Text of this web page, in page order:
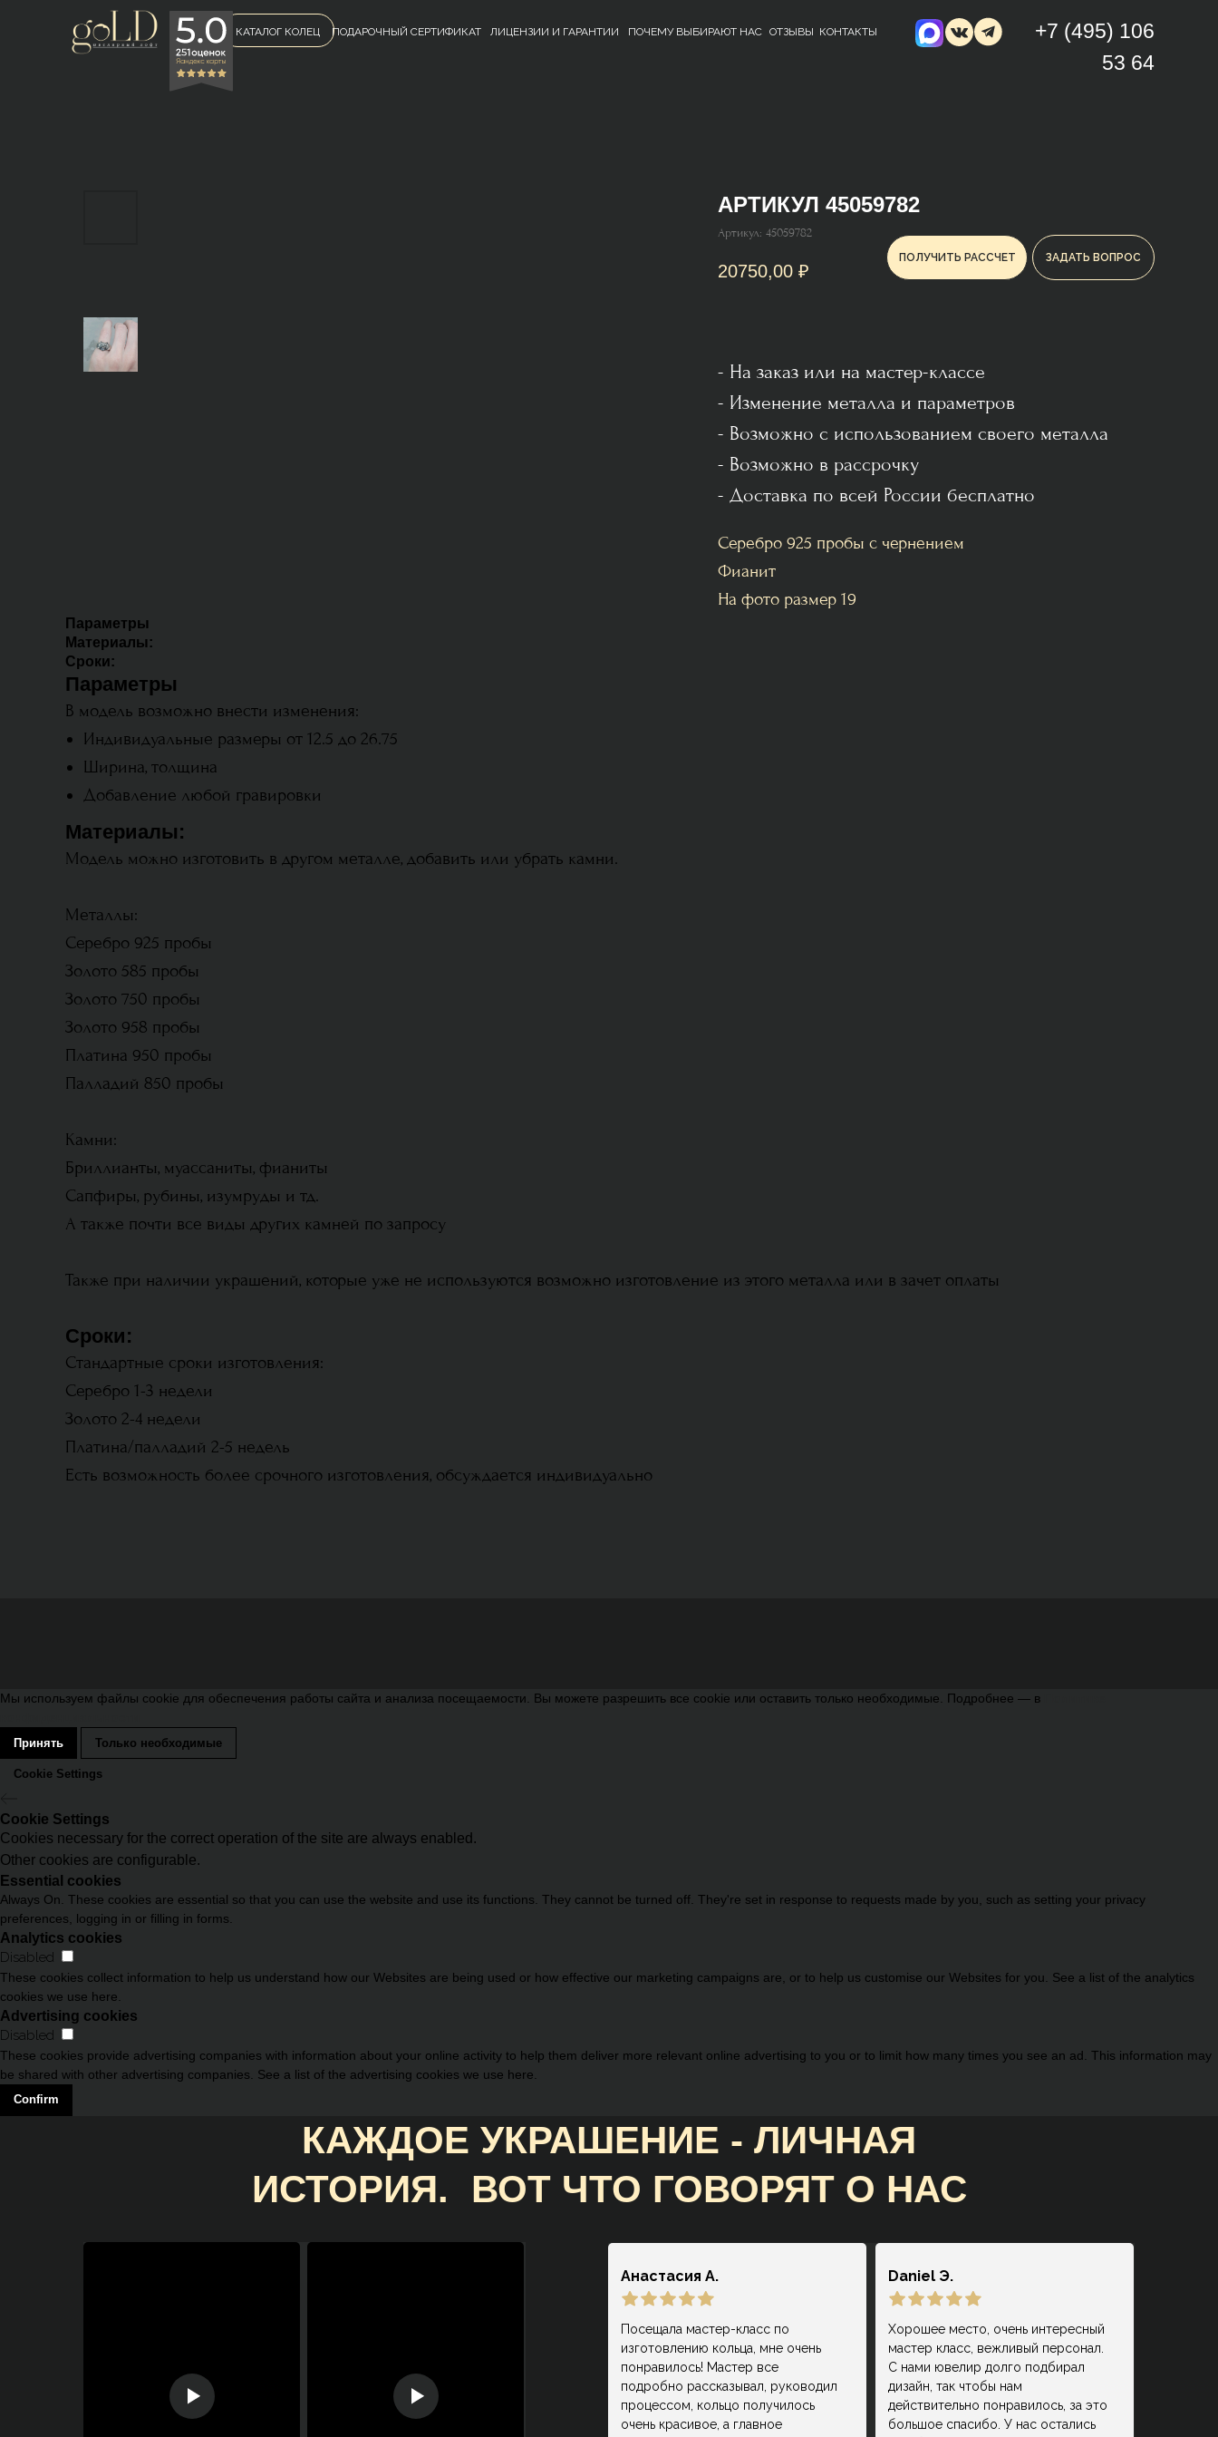
КАТАЛОГ КОЛЕЦ ПОДАРОЧНЫЙ СЕРТИФИКАТ ЛИЦЕНЗИИ И ГАРАНТИИ ПОЧЕМУ ВЫБИРАЮТ НАС ОТЗЫВЫ КОНТАКТЫ
+7 (495) 106
53 64
ПОЛУЧИТЬ РАССЧЕТ ЗАДАТЬ ВОПРОС
АРТИКУЛ 45059782
Артикул: 45059782
20750,00 ₽
- На заказ или на мастер-классе
- Изменение металла и параметров
- Возможно с использованием своего металла
- Возможно в рассрочку
- Доставка по всей России бесплатно
Серебро 925 пробы с чернением
Фианит
На фото размер 19
Параметры
Материалы:
Сроки:
Параметры
В модель возможно внести изменения:
Индивидуальные размеры от 12.5 до 26.75
Ширина, толщина
Добавление любой гравировки
Материалы:
Модель можно изготовить в другом металле, добавить или убрать камни.
Металлы:
Серебро 925 пробы
Золото 585 пробы
Золото 750 пробы
Золото 958 пробы
Платина 950 пробы
Палладий 850 пробы
Камни:
Бриллианты, муассаниты, фианиты
Сапфиры, рубины, изумруды и тд.
А также почти все виды других камней по запросу
Также при наличии украшений, которые уже не используются возможно изготовление из этого металла или в зачет оплаты
Сроки:
Стандартные сроки изготовления:
Серебро 1-3 недели
Золото 2-4 недели
Платина/палладий 2-5 недель
Есть возможность более срочного изготовления, обсуждается индивидуально
Мы используем файлы cookie для обеспечения работы сайта и анализа посещаемости. Вы можете разрешить все cookie или оставить только необходимые. Подробнее — в
Принять Только необходимые
Cookie Settings
Cookie Settings
Cookies necessary for the correct operation of the site are always enabled.
Other cookies are configurable.
Essential cookies
Always On. These cookies are essential so that you can use the website and use its functions. They cannot be turned off. They're set in response to requests made by you, such as setting your privacy
preferences, logging in or filling in forms.
Analytics cookies
Disabled
These cookies collect information to help us understand how our Websites are being used or how effective our marketing campaigns are, or to help us customise our Websites for you. See a list of the analytics
cookies we use here.
Advertising cookies
Disabled
These cookies provide advertising companies with information about your online activity to help them deliver more relevant online advertising to you or to limit how many times you see an ad. This information may
be shared with other advertising companies. See a list of the advertising cookies we use here.
Confirm
КАЖДОЕ УКРАШЕНИЕ - ЛИЧНАЯ
ИСТОРИЯ. ВОТ ЧТО ГОВОРЯТ О НАС
НАШИ КЛИЕНТЫ:
Посещала мастер-класс по
изготовлению кольца, мне очень
понравилось! Мастер все
подробно рассказывал, руководил
процессом, кольцо получилось
очень красивое, а главное
Анастасия А.
Хорошее место, очень интересный
мастер класс, вежливый персонал.
С нами ювелир долго подбирал
дизайн, так чтобы нам
действительно понравилось, за это
большое спасибо. У нас остались
Daniel Э.